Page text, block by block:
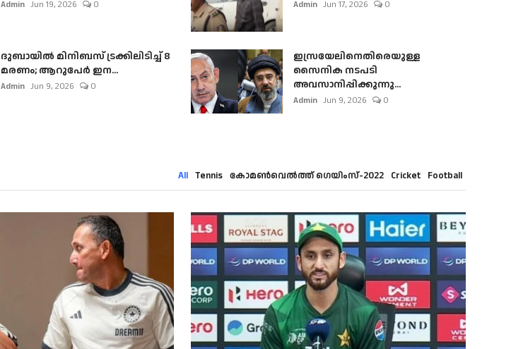
Admin Jun 19, 2026 0 Admin Jun 17, 2026 0
ദുബായിൽ മിനിബസ്​ ട്രക്കിലിടിച്ച് 8
മരണം; ആറുപേർ ഇന...
Admin Jun 9, 2026 0
ഇസ്രയേലിനെതിരെയുള്ള
സൈനിക നടപടി
അവസാനിപ്പിക്കുന്നു...
Admin Jun 9, 2026 0
All Tennis കോമൺവെൽത്ത് ഗെയിംസ്-2022 Cricket Football